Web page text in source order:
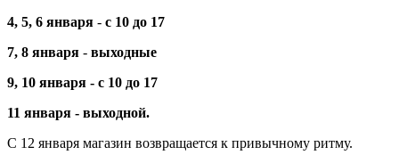
4, 5, 6 января - с 10 до 17
7, 8 января - выходные
9, 10 января - с 10 до 17
11 января - выходной.
С 12 января магазин возвращается к привычному ритму.